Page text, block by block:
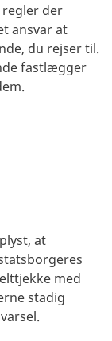
der
ansvar at
du rejser til.
fastlægger
at
med
stadig